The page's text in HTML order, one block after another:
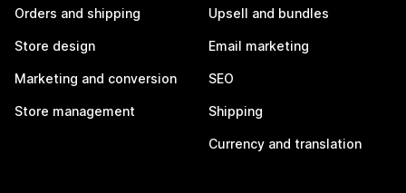
Orders and shipping
Store design
Marketing and conversion
Store management
Upsell and bundles
Email marketing
SEO
Shipping
Currency and translation